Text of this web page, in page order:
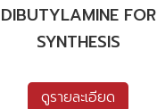
DIBUTYLAMINE FOR
SYNTHESIS
ดูรายละเอียด